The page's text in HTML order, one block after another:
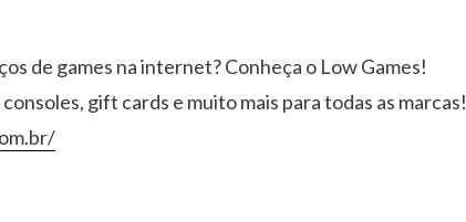
de games na internet? Conheça o Low Games!
gift cards e muito mais para todas as marcas!